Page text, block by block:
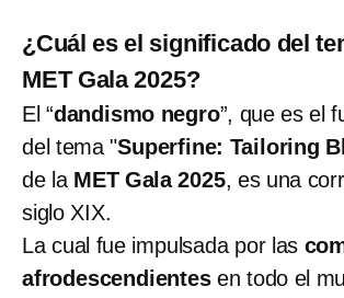
¿Cuál es el significado del
MET Gala 2025?
El “dandismo negro”, que es el
del tema "Superfine: Tailoring
de la MET Gala 2025, es una
siglo XIX.
La cual fue impulsada por las
afrodescendientesen todo el